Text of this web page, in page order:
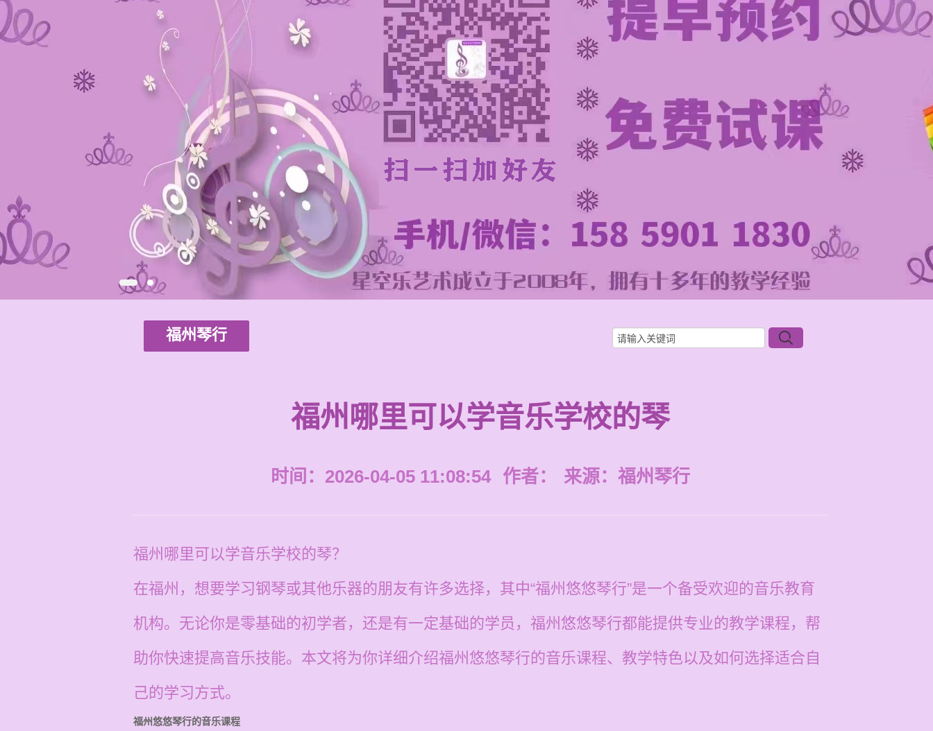
福州琴行
福州哪里可以学音乐学校的琴
时间：2026-04-05 11:08:54 作者： 来源： 福州琴行
福州哪里可以学音乐学校的琴？
在福州，想要学习钢琴或其他乐器的朋友有许多选择，其中“福州悠悠琴行”是一个备受欢迎的音乐教育
机构。无论你是零基础的初学者，还是有一定基础的学员，福州悠悠琴行都能提供专业的教学课程，帮
助你快速提高音乐技能。本文将为你详细介绍福州悠悠琴行的音乐课程、教学特色以及如何选择适合自
己的学习方式。
福州悠悠琴行的音乐课程